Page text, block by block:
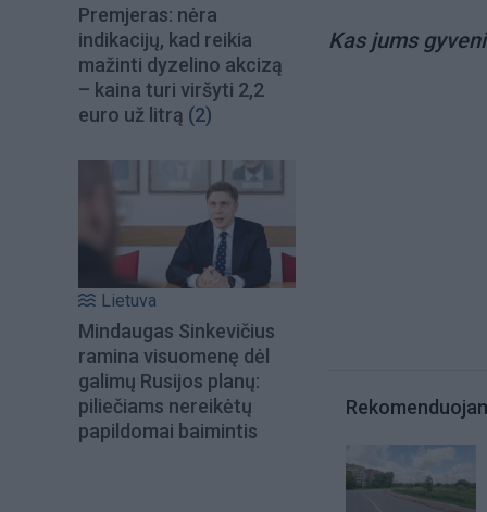
Premjeras: nėra
indikacijų, kad reikia
mažinti dyzelino akcizą
– kaina turi viršyti 2,2
euro už litrą (2)
Lietuva
Mindaugas Sinkevičius
ramina visuomenę dėl
galimų Rusijos planų:
piliečiams nereikėtų
papildomai baimintis
Kas jums